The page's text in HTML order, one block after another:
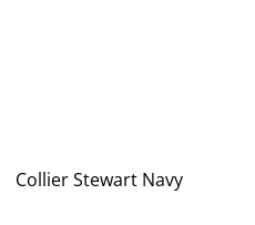
Collier Stewart Navy